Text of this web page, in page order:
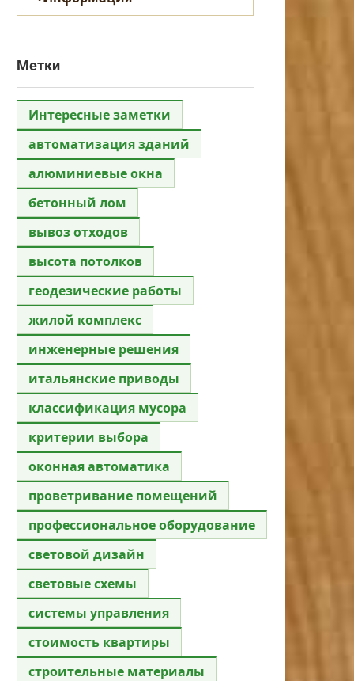
Метки
Интересные заметки
автоматизация зданий
алюминиевые окна
бетонный лом
вывоз отходов
высота потолков
геодезические работы
жилой комплекс
инженерные решения
итальянские приводы
классификация мусора
критерии выбора
оконная автоматика
проветривание помещений
профессиональное оборудование
световой дизайн
световые схемы
системы управления
стоимость квартиры
строительные материалы